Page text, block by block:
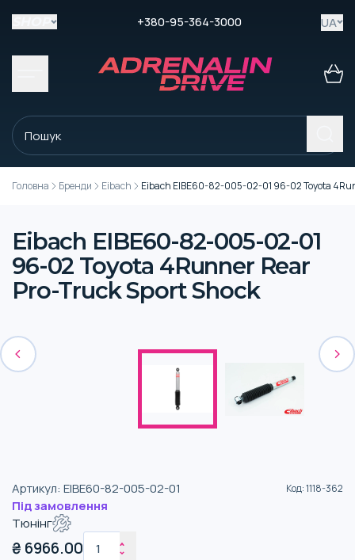
+380-95-364-3000 UA
Головна Бренди Eibach Eibach EIBE60-82-005-02-01 96-02 Toyota
Eibach EIBE60-82-005-02-01
96-02 Toyota 4Runner Rear
Pro-Truck Sport Shock
Артикул: EIBE60-82-005-02-01 Код:1118-362
Під замовлення
Тюнінг
₴ 6966.00